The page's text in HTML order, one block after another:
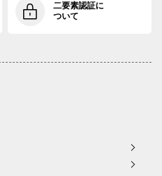
二要素認証に
ついて